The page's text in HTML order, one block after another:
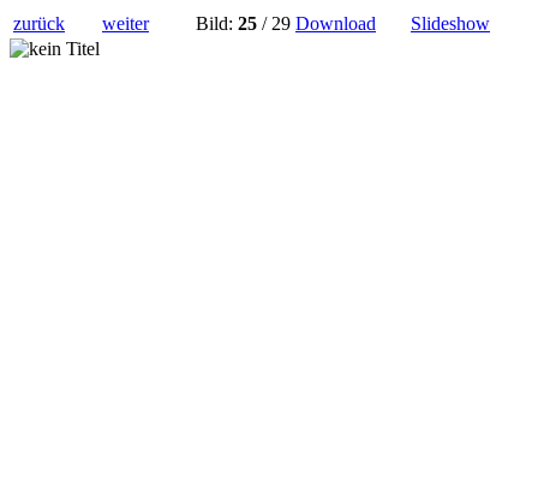
zurück weiter Bild: 25 / 29 Download Slideshow